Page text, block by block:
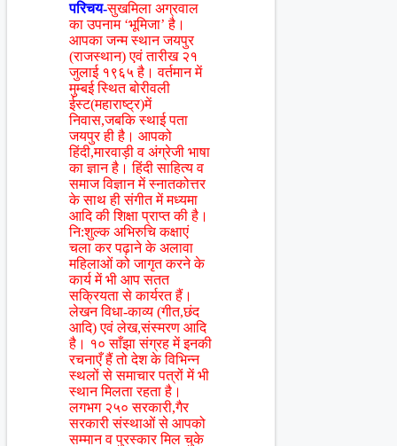
परिचय-सुखमिला अग्रवाल
का उपनाम ‘भूमिजा’ है।
आपका जन्म स्थान जयपुर
(राजस्थान) एवं तारीख २१
जुलाई १९६५ है। वर्तमान में
मुम्बई स्थित बोरीवली
ईस्ट(महाराष्ट्र)में
निवास,जबकि स्थाई पता
जयपुर ही है। आपको
हिंदी,मारवाड़ी व अंग्रेजी भाषा
का ज्ञान है। हिंदी साहित्य व
समाज विज्ञान में स्नातकोत्तर
के साथ ही संगीत में मध्यमा
आदि की शिक्षा प्राप्त की है।
नि:शुल्क अभिरुचि कक्षाएं
चला कर पढ़ाने के अलावा
महिलाओं को जागृत करने के
कार्य में भी आप सतत
सक्रियता से कार्यरत हैं।
लेखन विधा-काव्य (गीत,छंद
आदि) एवं लेख,संस्मरण आदि
है। १० साँझा संग्रह में इनकी
रचनाएँ हैं तो देश के विभिन्न
स्थलों से समाचार पत्रों में भी
स्थान मिलता रहता है।
लगभग २५० सरकारी,गैर
सरकारी संस्थाओं से आपको
सम्मान व पुरस्कार मिल चुके